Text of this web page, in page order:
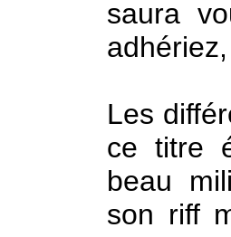
saura
Les
ce titre
beau
son riff